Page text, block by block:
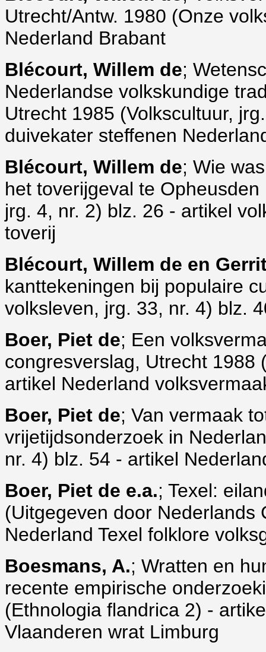
Utrecht/Antw. 1980 (Onze
Nederland Brabant
Blécourt, Willem de;
Nederlandse volkskundige
Utrecht 1985 (Volkscultuur,
duivekater steffenen
Blécourt, Willem de; Wie
het toverijgeval te
jrg. 4, nr. 2) blz. 26 - artikel
toverij
Blécourt, Willem de en
kanttekeningen bij populaire
volksleven, jrg. 33, nr. 4) blz.
Boer, Piet de; Een
congresverslag, Utrecht 1988
artikel Nederland
Boer, Piet de; Van vermaak
vrijetijdsonderzoek in
nr. 4) blz. 54 - artikel
Boer, Piet de e.a.; Texel:
(Uitgegeven door Nederlands
Nederland Texel folklore
Boesmans, A.; Wratten en
recente empirische
(Ethnologia flandrica 2) -
Vlaanderen wrat Limburg